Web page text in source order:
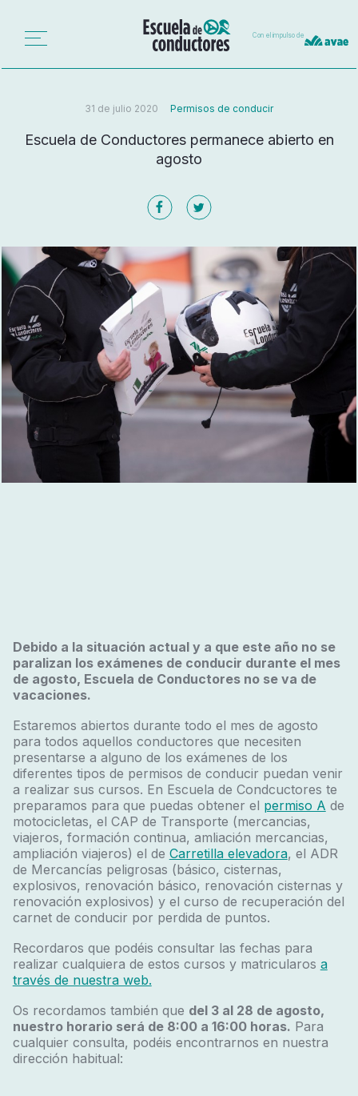
Con el impulso de
31 de julio 2020 Permisos de conducir
Escuela de Conductores permanece abierto en
agosto
Debido a la situación actual y a que este año no se
paralizan los exámenes de conducir durante el mes
de agosto, Escuela de Conductores no se va de
vacaciones.
Estaremos abiertos durante todo el mes de agosto
para todos aquellos conductores que necesiten
presentarse a alguno de los exámenes de los
diferentes tipos de permisos de conducir puedan venir
a realizar sus cursos. En Escuela de Condcuctores te
preparamos para que puedas obtener el permiso A de
motocicletas, el CAP de Transporte (mercancias,
viajeros, formación continua, amliación mercancias,
ampliación viajeros) el de Carretilla elevadora, el ADR
de Mercancías peligrosas (básico, cisternas,
explosivos, renovación básico, renovación cisternas y
renovación explosivos) y el curso de recuperación del
carnet de conducir por perdida de puntos.
Recordaros que podéis consultar las fechas para
realizar cualquiera de estos cursos y matricularos a
través de nuestra web.
Os recordamos también que del 3 al 28 de agosto,
nuestro horario será de 8:00 a 16:00 horas. Para
cualquier consulta, podéis encontrarnos en nuestra
dirección habitual: